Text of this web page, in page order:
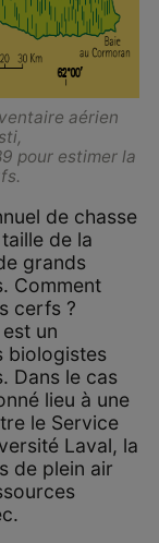
aérien
pour estimer la
de chasse
de la
grands
Comment
cerfs ?
un
biologistes
Dans le cas
lieu à une
le Service
Laval, la
de plein air